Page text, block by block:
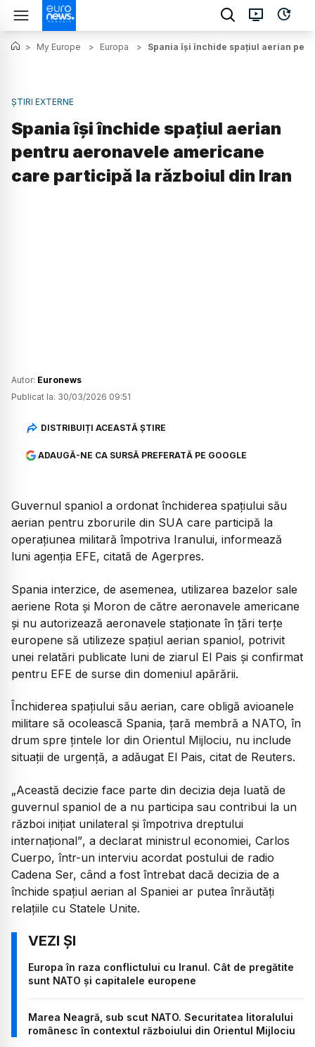
> My Europe > Europa > Spania își închide spațiul aerian
ȘTIRI EXTERNE
Spania își închide spațiul aerian
pentru aeronavele americane
care participă la războiul din Iran
Autor: Euronews
Publicat la: 30/03/2026 09:51
DISTRIBUIȚI ACEASTĂ ȘTIRE
ADAUGĂ-NE CA SURSĂ PREFERATĂ PE GOOGLE
Guvernul spaniol a ordonat închiderea spațiului său
aerian pentru zborurile din SUA care participă la
operațiunea militară împotriva Iranului, informează
luni agenția EFE, citată de Agerpres.
Spania interzice, de asemenea, utilizarea bazelor sale
aeriene Rota și Moron de către aeronavele americane
și nu autorizează aeronavele staționate în țări terțe
europene să utilizeze spațiul aerian spaniol, potrivit
unei relatări publicate luni de ziarul El Pais și confirmat
pentru EFE de surse din domeniul apărării.
Închiderea spațiului său aerian, care obligă avioanele
militare să ocolească Spania, țară membră a NATO, în
drum spre țintele lor din Orientul Mijlociu, nu include
situații de urgență, a adăugat El Pais, citat de Reuters.
„Această decizie face parte din decizia deja luată de
guvernul spaniol de a nu participa sau contribui la un
război inițiat unilateral și împotriva dreptului
internațional”, a declarat ministrul economiei, Carlos
Cuerpo, într-un interviu acordat postului de radio
Cadena Ser, când a fost întrebat dacă decizia de a
închide spațiul aerian al Spaniei ar putea înrăutăți
relațiile cu Statele Unite.
Europa în raza conflictului cu Iranul. Cât de pregătite
sunt NATO și capitalele europene
Marea Neagră, sub scut NATO. Securitatea litoralului
românesc în contextul războiului din Orientul Mijlociu